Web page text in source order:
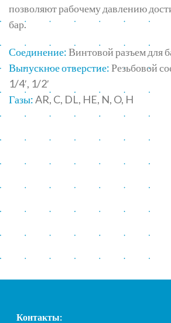
позволяют рабочему давлению
бар.
Соединение:Винтовой разъем для
Выпускное отверстие:Резьбовой
1/4′, 1/2′
Газы:AR, C, DL, HE, N, O, H
Контакты: